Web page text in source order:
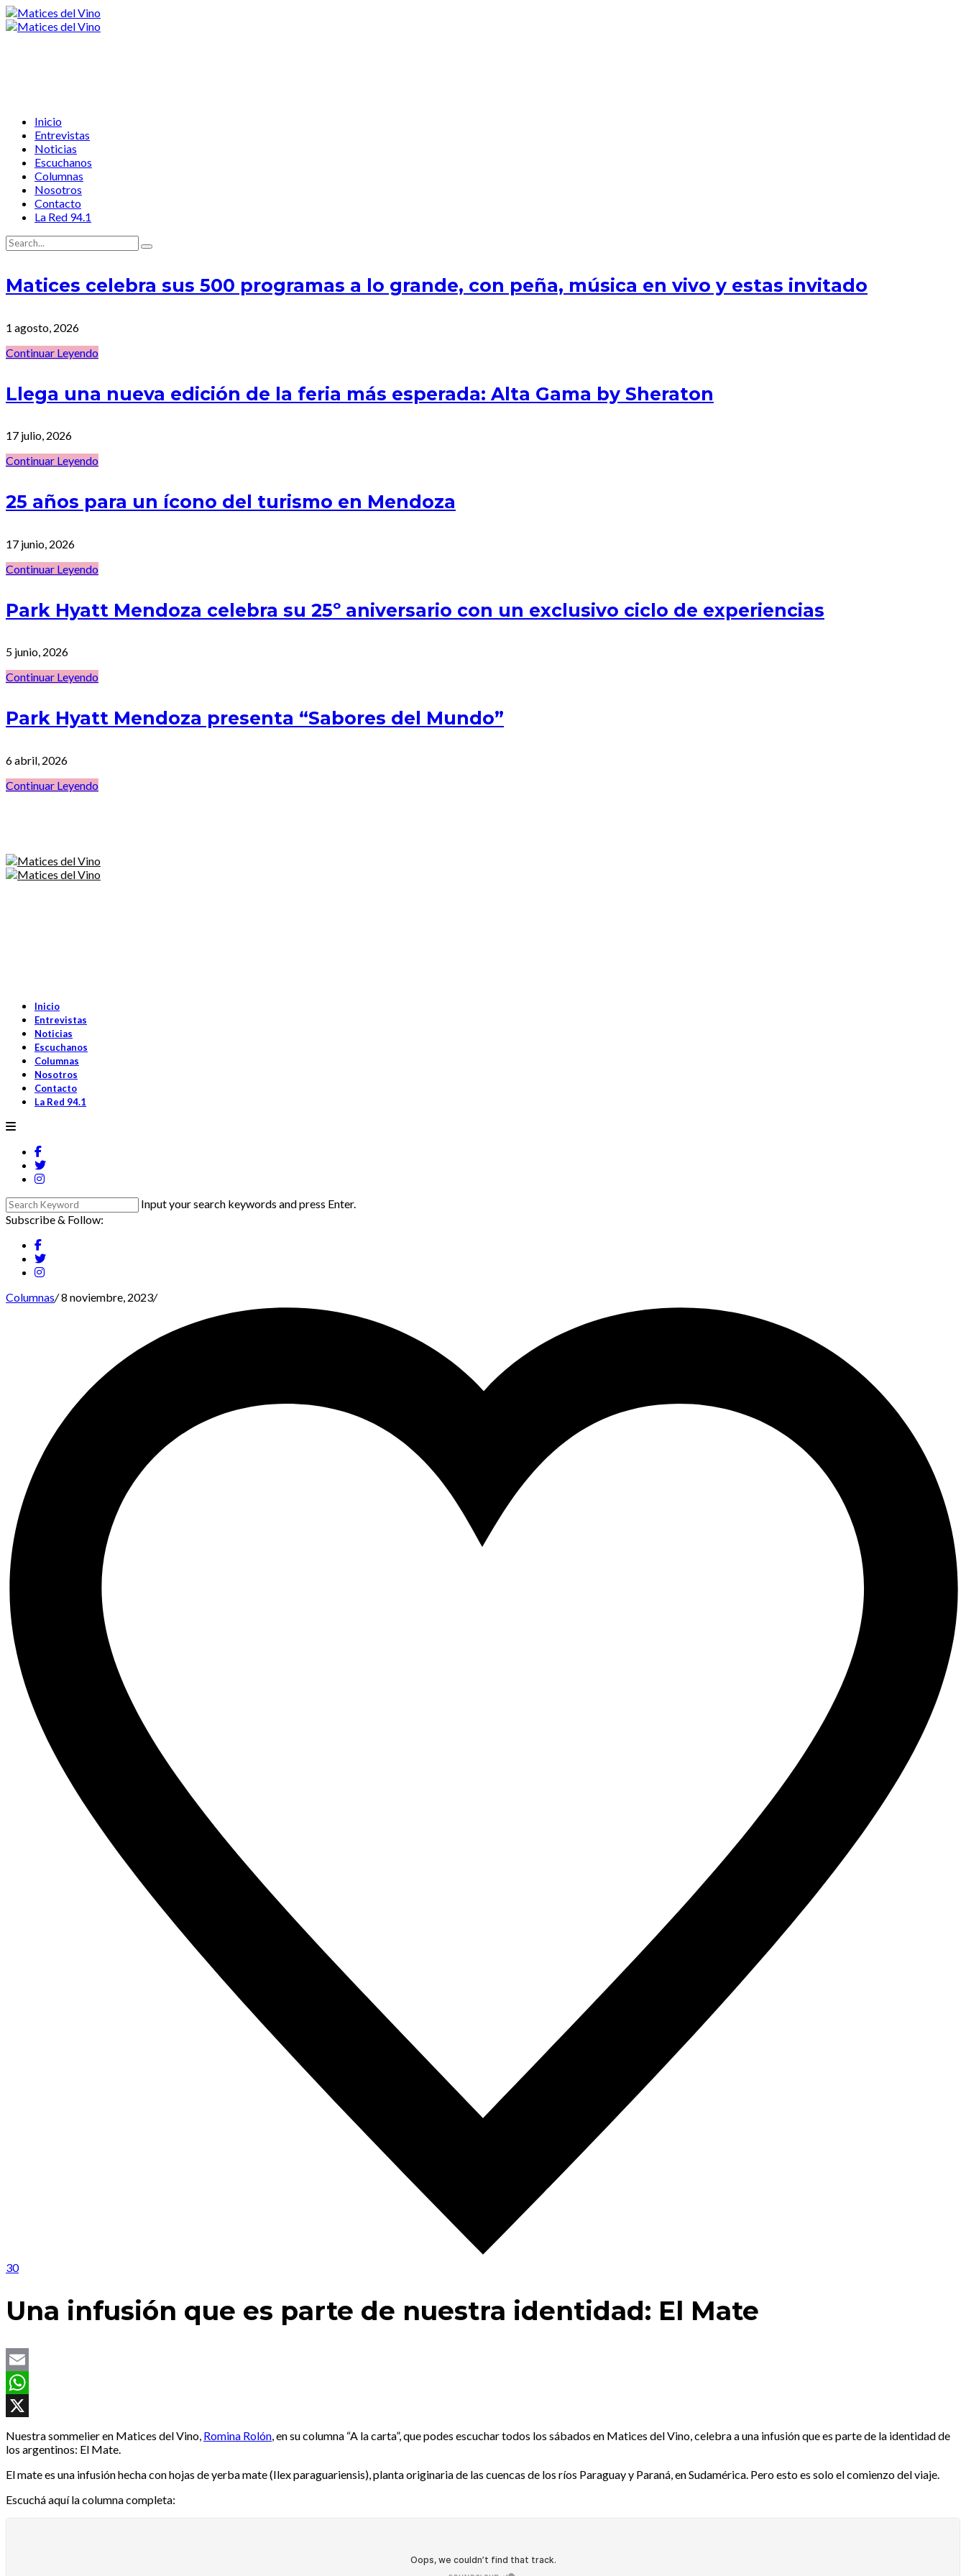
Inicio
Entrevistas
Noticias
Escuchanos
Columnas
Nosotros
Contacto
La Red 94.1
Matices celebra sus 500 programas a lo grande, con peña, música en vivo y estas invitado
1 agosto, 2026
Continuar Leyendo
Llega una nueva edición de la feria más esperada: Alta Gama by Sheraton
17 julio, 2026
Continuar Leyendo
25 años para un ícono del turismo en Mendoza
17 junio, 2026
Continuar Leyendo
Park Hyatt Mendoza celebra su 25º aniversario con un exclusivo ciclo de experiencias
5 junio, 2026
Continuar Leyendo
Park Hyatt Mendoza presenta “Sabores del Mundo”
6 abril, 2026
Continuar Leyendo
Inicio
Entrevistas
Noticias
Escuchanos
Columnas
Nosotros
Contacto
La Red 94.1
Input your search keywords and press Enter.
Subscribe & Follow:
Columnas/8 noviembre, 2023/
30
Una infusión que es parte de nuestra identidad: El Mate
Email
WhatsApp
Nuestra sommelier en Matices del Vino, Romina Rolón, en su columna “A la carta”, que podes escuchar todos los sábados en Matices del Vino, celebra a una infusión que es parte de la identidad de
los argentinos: El Mate.
El mate es una infusión hecha con hojas de yerba mate (Ilex paraguariensis), planta originaria de las cuencas de los ríos Paraguay y Paraná, en Sudamérica. Pero esto es solo el comienzo del viaje.
Escuchá aquí la columna completa: